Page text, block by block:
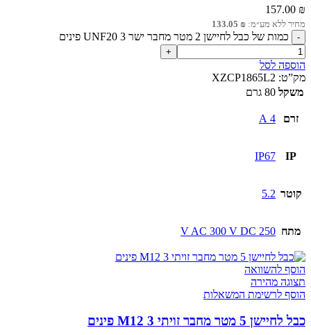
157.00 ₪
מחיר ללא מע״מ: 133.05 ₪
כמות של כבל לחיישן 2 מטר מחבר ישר UNF20 3 פינים
הוספה לסל
מק”ט: XZCP1865L2
משקל 80 גרם
זרם 4 A
IP
IP67
קוטר 5.2
מתח 250 V AC 300 V DC
הוסף להשוואה
תצוגה מהירה
הוסף לרשימת המשאלות
כבל לחיישן 5 מטר מחבר זויתי M12 3 פינים